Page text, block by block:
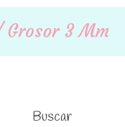
Grosor 3 Mm
Buscar